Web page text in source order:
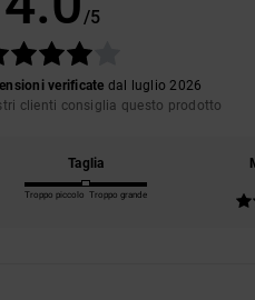
/5
verificate dal luglio 2026
clienti consiglia questo prodotto
Taglia
Troppo piccolo Troppo grande